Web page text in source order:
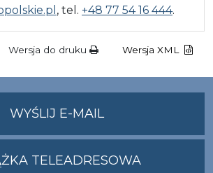
, tel. +48 77 54 16 444.
Wersja do druku Wersja XML
WYŚLIJ E-MAILNA
ADRES
TELEADRESOWA